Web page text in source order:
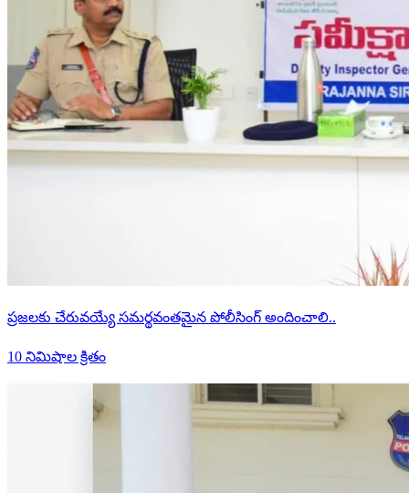
ప్రజలకు చేరువయ్యే సమర్థవంతమైన పోలీసింగ్ అందించాలి..
10 నిమిషాల క్రితం